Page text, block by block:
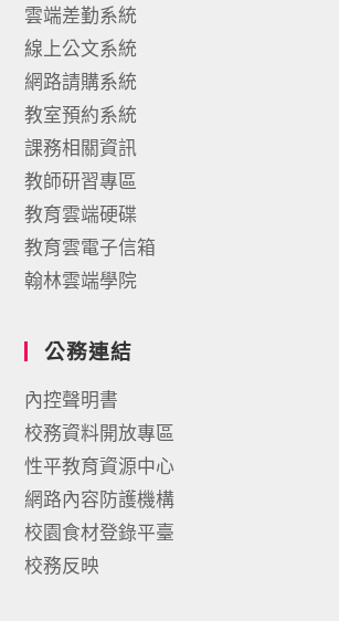
雲端差勤系統
線上公文系統
網路請購系統
教室預約系統
課務相關資訊
教師研習專區
教育雲端硬碟
教育雲電子信箱
翰林雲端學院
公務連結
內控聲明書
校務資料開放專區
性平教育資源中心
網路內容防護機構
校園食材登錄平臺
校務反映